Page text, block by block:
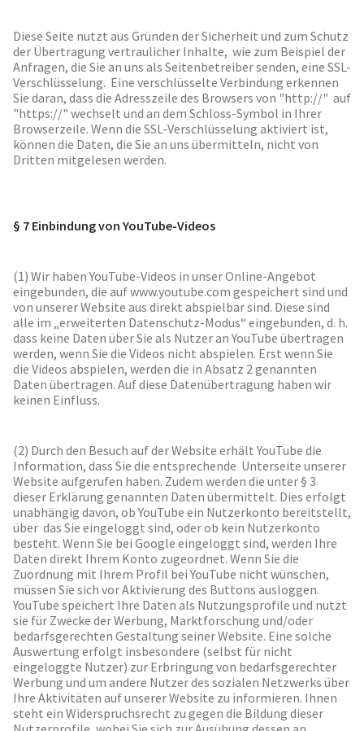
Diese Seite nutzt aus Gründen der Sicherheit und zum Schutz
der Übertragung vertraulicher Inhalte, wie zum Beispiel der
Anfragen, die Sie an uns als Seitenbetreiber senden, eine SSL-
Verschlüsselung. Eine verschlüsselte Verbindung erkennen
Sie daran, dass die Adresszeile des Browsers von "http://" auf
"https://" wechselt und an dem Schloss-Symbol in Ihrer
Browserzeile. Wenn die SSL-Verschlüsselung aktiviert ist,
können die Daten, die Sie an uns übermitteln, nicht von
Dritten mitgelesen werden.
§ 7 Einbindung von YouTube-Videos
(1) Wir haben YouTube-Videos in unser Online-Angebot
eingebunden, die auf www.youtube.com gespeichert sind und
von unserer Website aus direkt abspielbar sind. Diese sind
alle im „erweiterten Datenschutz-Modus“ eingebunden, d. h.
dass keine Daten über Sie als Nutzer an YouTube übertragen
werden, wenn Sie die Videos nicht abspielen. Erst wenn Sie
die Videos abspielen, werden die in Absatz 2 genannten
Daten übertragen. Auf diese Datenübertragung haben wir
keinen Einfluss.
(2) Durch den Besuch auf der Website erhält YouTube die
Information, dass Sie die entsprechende Unterseite unserer
Website aufgerufen haben. Zudem werden die unter § 3
dieser Erklärung genannten Daten übermittelt. Dies erfolgt
unabhängig davon, ob YouTube ein Nutzerkonto bereitstellt,
über das Sie eingeloggt sind, oder ob kein Nutzerkonto
besteht. Wenn Sie bei Google eingeloggt sind, werden Ihre
Daten direkt Ihrem Konto zugeordnet. Wenn Sie die
Zuordnung mit Ihrem Profil bei YouTube nicht wünschen,
müssen Sie sich vor Aktivierung des Buttons ausloggen.
YouTube speichert Ihre Daten als Nutzungsprofile und nutzt
sie für Zwecke der Werbung, Marktforschung und/oder
bedarfsgerechten Gestaltung seiner Website. Eine solche
Auswertung erfolgt insbesondere (selbst für nicht
eingeloggte Nutzer) zur Erbringung von bedarfsgerechter
Werbung und um andere Nutzer des sozialen Netzwerks über
Ihre Aktivitäten auf unserer Website zu informieren. Ihnen
steht ein Widerspruchsrecht zu gegen die Bildung dieser